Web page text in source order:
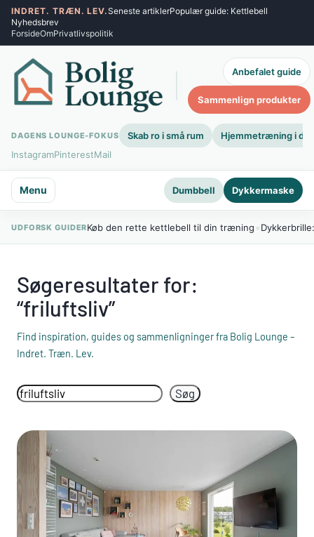
Spring
indhold
INDRET. TRÆN. LEV.Seneste artiklerPopulær guide: Kettlebell
Nyhedsbrev
ForsideOmPrivatlivspolitik
Søg
Anbefalet guide
Sammenlign produkter
DAGENS LOUNGE-FOKUS Skab ro i små rum
Hjemmetræning i dit
InstagramPinterestMail
Menu Dumbbell Dykkermaske
UDFORSK GUIDERKøb den rette kettlebell til din træning•
Søgeresultater for:
“friluftsliv”
Find inspiration, guides og sammenligninger fra Bolig Lounge –
Indret. Træn. Lev.
Søg
Søg